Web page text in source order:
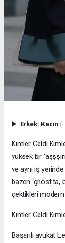
Erkek| Kadın
Kimler Geldi
yüksek bir
ve aynı iş yerinde
bazen ‘ghost’ta,
çektikleri modern
Kimler Geldi
Başarılı avukat